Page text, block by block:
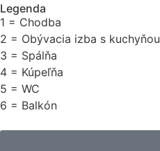
Legenda
1 = Chodba
2 = Obývacia izba s kuchyňou
3 = Spálňa
4 = Kúpeľňa
5 = WC
6 = Balkón